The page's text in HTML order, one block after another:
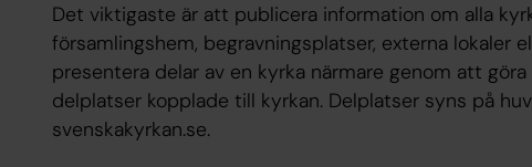
Det viktigaste är att publicera information om alla
församlingshem, begravningsplatser, externa lokaler
presentera delar av en kyrka närmare genom att
delplatser kopplade till kyrkan. Delplatser syns på
svenskakyrkan.se.